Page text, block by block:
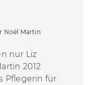
Noël Martin
nur Liz
2012
Pflegerin für